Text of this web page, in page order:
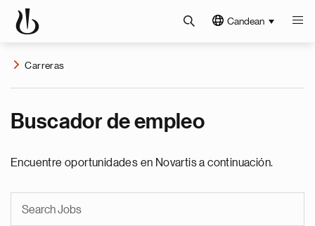
Candean
Carreras
Buscador de empleo
Encuentre oportunidades en Novartis a continuación.